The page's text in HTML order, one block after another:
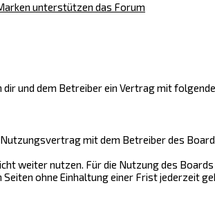
unterstützen das Forum
und dem Betreiber ein Vertrag mit
mit dem Betreiber des
weiter nutzen. Für die Nutzung des
ohne Einhaltung einer Frist jederzeit